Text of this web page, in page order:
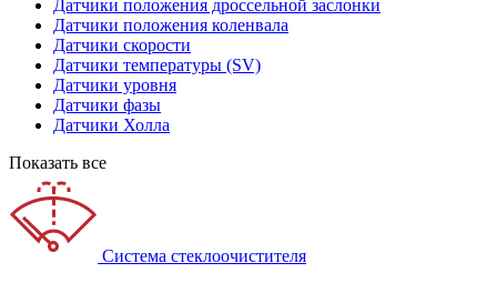
Датчики положения дроссельной заслонки
Датчики положения коленвала
Датчики скорости
Датчики температуры (SV)
Датчики уровня
Датчики фазы
Датчики Холла
Показать все
Система стеклоочистителя